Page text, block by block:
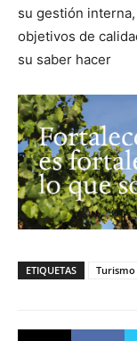
su gestión
objetivos de
su saber hacer
ETIQUETAS